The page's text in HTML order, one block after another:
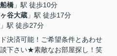
橋 」駅 徒歩10分
谷大蔵 」駅 徒歩17分
」駅 徒歩27分
決済可能！ご希望条件とあわせ
下さい★素敵なお部屋探し！笑